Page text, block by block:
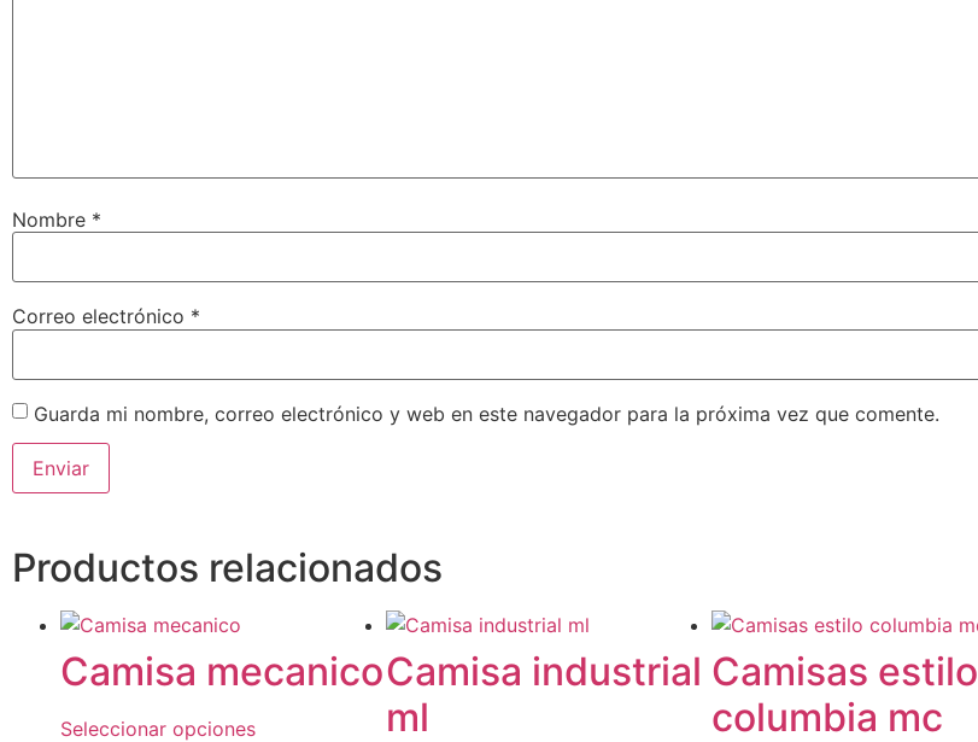
Nombre *
Correo electrónico *
Guarda mi nombre, correo electrónico y web en este navegador para la próxima vez que comente.
Productos relacionados
Camisa mecanico
Seleccionar opciones
Camisa industrial
ml
Camisas estilo
columbia mc